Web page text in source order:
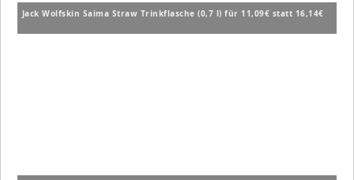
Jack Wolfskin Saima Straw Trinkflasche (0,7 l) für 11,09€ statt 16,14€